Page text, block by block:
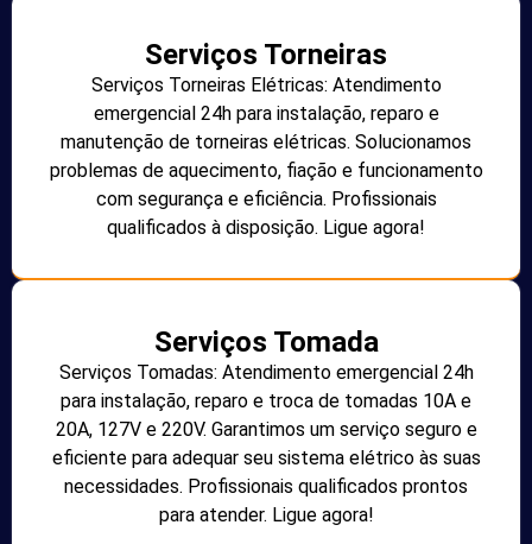
Serviços Torneiras
Serviços Torneiras Elétricas: Atendimento
emergencial 24h para instalação, reparo e
manutenção de torneiras elétricas. Solucionamos
problemas de aquecimento, fiação e funcionamento
com segurança e eficiência. Profissionais
qualificados à disposição. Ligue agora!
Serviços Tomada
Serviços Tomadas: Atendimento emergencial 24h
para instalação, reparo e troca de tomadas 10A e
20A, 127V e 220V. Garantimos um serviço seguro e
eficiente para adequar seu sistema elétrico às suas
necessidades. Profissionais qualificados prontos
para atender. Ligue agora!